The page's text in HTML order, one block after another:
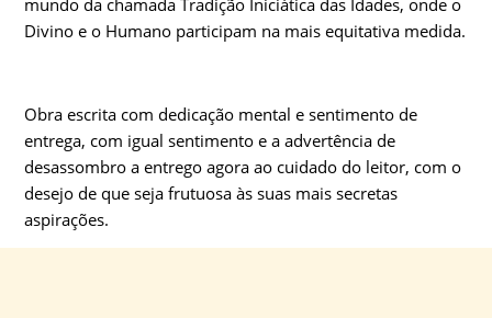
mundo da chamada Tradição Iniciática das Idades, onde o
Divino e o Humano participam na mais equitativa medida.
Obra escrita com dedicação mental e sentimento de
entrega, com igual sentimento e a advertência de
desassombro a entrego agora ao cuidado do leitor, com o
desejo de que seja frutuosa às suas mais secretas
aspirações.